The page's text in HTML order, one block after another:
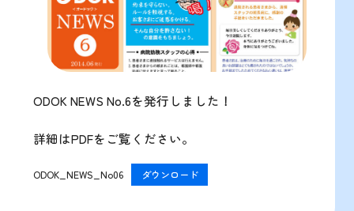
ODOK NEWS No.6を発行しました！
詳細はPDFをご覧ください。
ODOK_NEWS_No06 ダウンロード